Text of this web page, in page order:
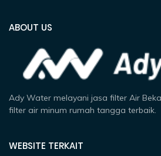
ABOUT US
Ady Water melayani jasa filter Air
filter air minum rumah tangga terbaik.
WEBSITE TERKAIT